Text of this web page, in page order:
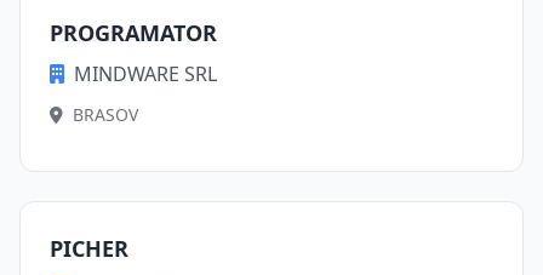
PROGRAMATOR
MINDWARE SRL
BRASOV
PICHER